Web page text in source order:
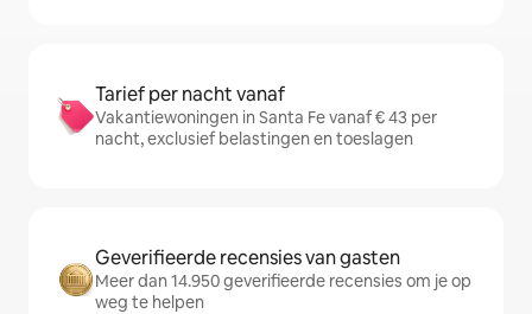
Tarief per nacht vanaf
Vakantiewoningen in Santa Fe vanaf € 43 per
nacht, exclusief belastingen en toeslagen
Geverifieerde recensies van gasten
Meer dan 14.950 geverifieerde recensies om je op
weg te helpen